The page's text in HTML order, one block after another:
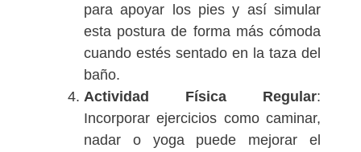
para apoyar los pies y así simular
esta postura de forma más cómoda
cuando estés sentado en la taza del
baño.
Actividad Física Regular:
Incorporar ejercicios como caminar,
nadar o yoga puede mejorar el